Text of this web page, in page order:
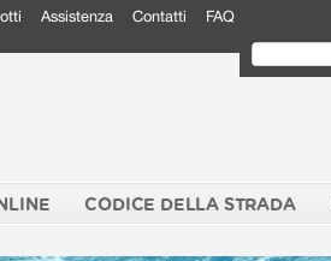
Assistenza Contatti FAQ
CODICE DELLA STRADA